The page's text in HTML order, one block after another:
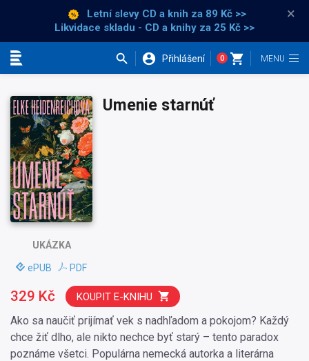
Letní slevy CD a knih za 89 Kč >>
Likvidace skladu - CD a knihy za 25 Kč >>
×
Přihlášení 0
UKÁZKA
ePUB PDF
Umenie starnúť
Ako sa naučiť prijímať vek s nadhľadom a pokojom? Každý
chce žiť dlho, ale nikto nechce byť starý – tento paradox
poznáme všetci. Populárna nemecká autorka a literárna
329 Kč KOUPIT E-KNIHU